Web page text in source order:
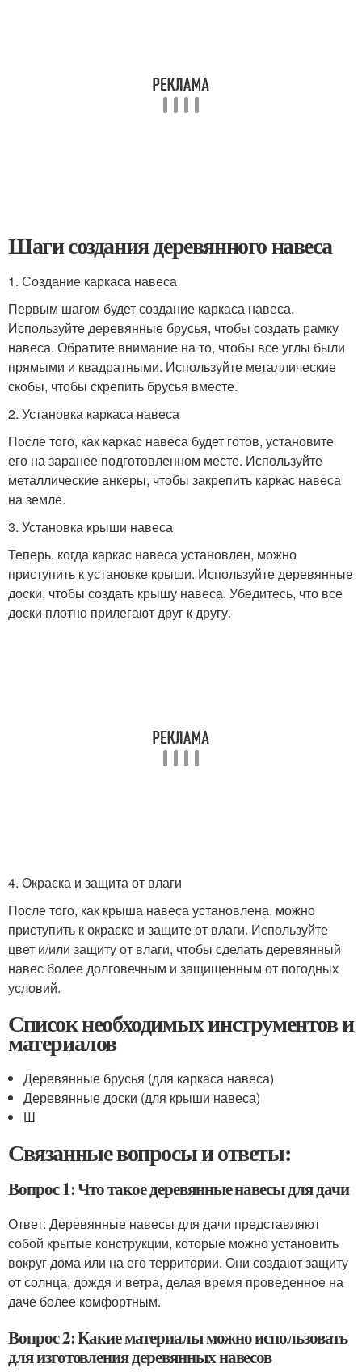
Шаги создания деревянного навеса
1. Создание каркаса навеса
Первым шагом будет создание каркаса навеса.
Используйте деревянные брусья, чтобы создать рамку
навеса. Обратите внимание на то, чтобы все углы были
прямыми и квадратными. Используйте металлические
скобы, чтобы скрепить брусья вместе.
2. Установка каркаса навеса
После того, как каркас навеса будет готов, установите
его на заранее подготовленном месте. Используйте
металлические анкеры, чтобы закрепить каркас навеса
на земле.
3. Установка крыши навеса
Теперь, когда каркас навеса установлен, можно
приступить к установке крыши. Используйте деревянные
доски, чтобы создать крышу навеса. Убедитесь, что все
доски плотно прилегают друг к другу.
4. Окраска и защита от влаги
После того, как крыша навеса установлена, можно
приступить к окраске и защите от влаги. Используйте
цвет и/или защиту от влаги, чтобы сделать деревянный
навес более долговечным и защищенным от погодных
условий.
Список необходимых инструментов и
материалов
Деревянные брусья (для каркаса навеса)
Деревянные доски (для крыши навеса)
Ш
Связанные вопросы и ответы:
Вопрос 1: Что такое деревянные навесы для дачи
Ответ: Деревянные навесы для дачи представляют
собой крытые конструкции, которые можно установить
вокруг дома или на его территории. Они создают защиту
от солнца, дождя и ветра, делая время проведенное на
даче более комфортным.
Вопрос 2: Какие материалы можно использовать
для изготовления деревянных навесов